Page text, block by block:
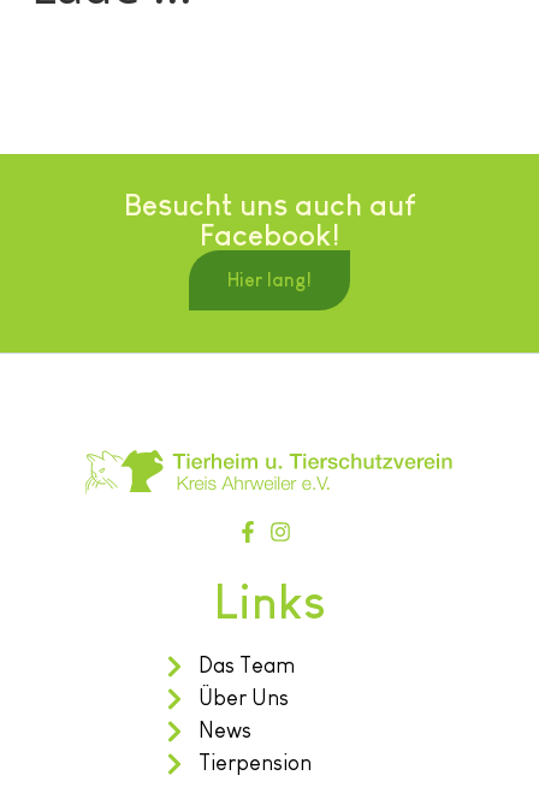
Besucht uns auch auf
Facebook!
Hier lang!
Links
Das Team
Über Uns
News
Tierpension